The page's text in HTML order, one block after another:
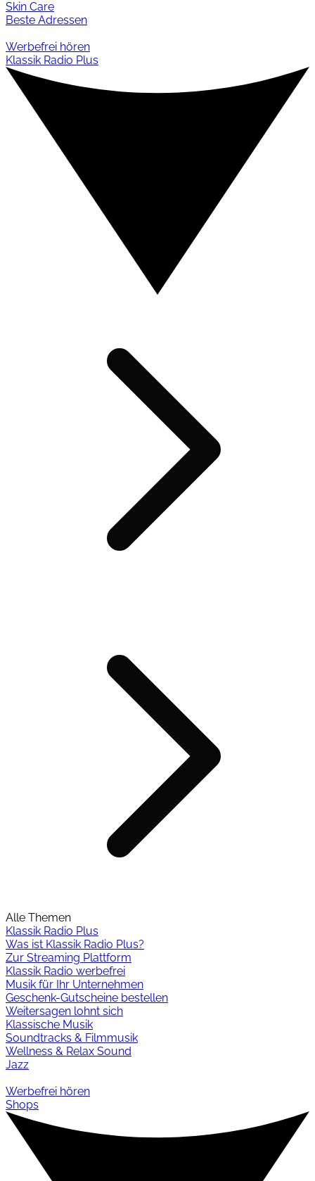
Skin Care
Beste Adressen
Werbefrei hören
Klassik Radio Plus
Alle Themen
Klassik Radio Plus
Was ist Klassik Radio Plus?
Zur Streaming Plattform
Klassik Radio werbefrei
Musik für Ihr Unternehmen
Geschenk-Gutscheine bestellen
Weitersagen lohnt sich
Klassische Musik
Soundtracks & Filmmusik
Wellness & Relax Sound
Jazz
Werbefrei hören
Shops